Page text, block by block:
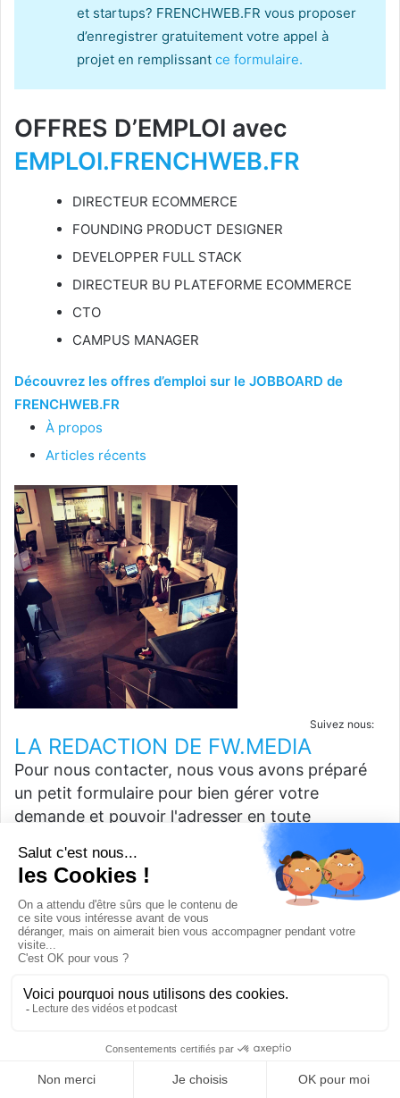
et startups? FRENCHWEB.FR vous proposer
d’enregistrer gratuitement votre appel à
projet en remplissant ce formulaire.
OFFRES D’EMPLOI avec
EMPLOI.FRENCHWEB.FR
DIRECTEUR ECOMMERCE
FOUNDING PRODUCT DESIGNER
DEVELOPPER FULL STACK
DIRECTEUR BU PLATEFORME ECOMMERCE
CTO
CAMPUS MANAGER
Découvrez les offres d’emploi sur le JOBBOARD de
FRENCHWEB.FR
À propos
Articles récents
Suivez nous:
LA REDACTION DE FW.MEDIA
Pour nous contacter, nous vous avons préparé
un petit formulaire pour bien gérer votre
demande et pouvoir l'adresser en toute
Cliquez ici pour y accéder
Notre politique éditoriale concernant
l'intelligence artificielle
Les analyses et articles sont rédigées par des
L'IA peut être utilisée comme outil d'assistance
ou amélioration stylistique).
Les faits, chiffres et analyses sont